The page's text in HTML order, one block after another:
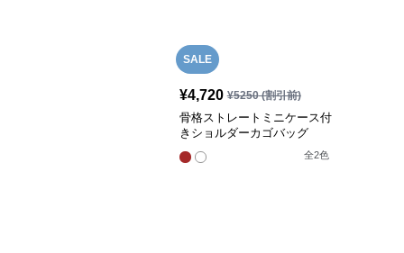
SALE
¥4,720 ¥5250(割引前)
骨格ストレートミニケース付
きショルダーカゴバッグ
全2色